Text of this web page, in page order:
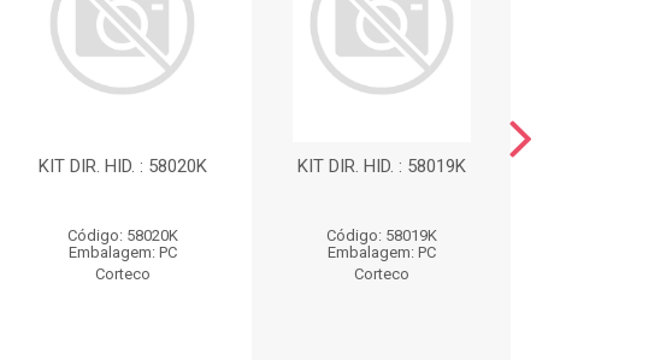
KIT DIR. HID. : 58020K
Código: 58020K
Embalagem: PC
Corteco
KIT DIR. HID. : 58019K
Código: 58019K
Embalagem: PC
Corteco